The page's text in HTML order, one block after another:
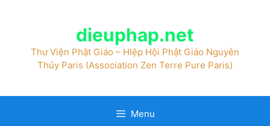
dieuphap.net
Thư Viện Phật Giáo – HIệp Hội Phật Giáo Nguyên
Thủy Paris (Association Zen Terre Pure Paris)
Menu